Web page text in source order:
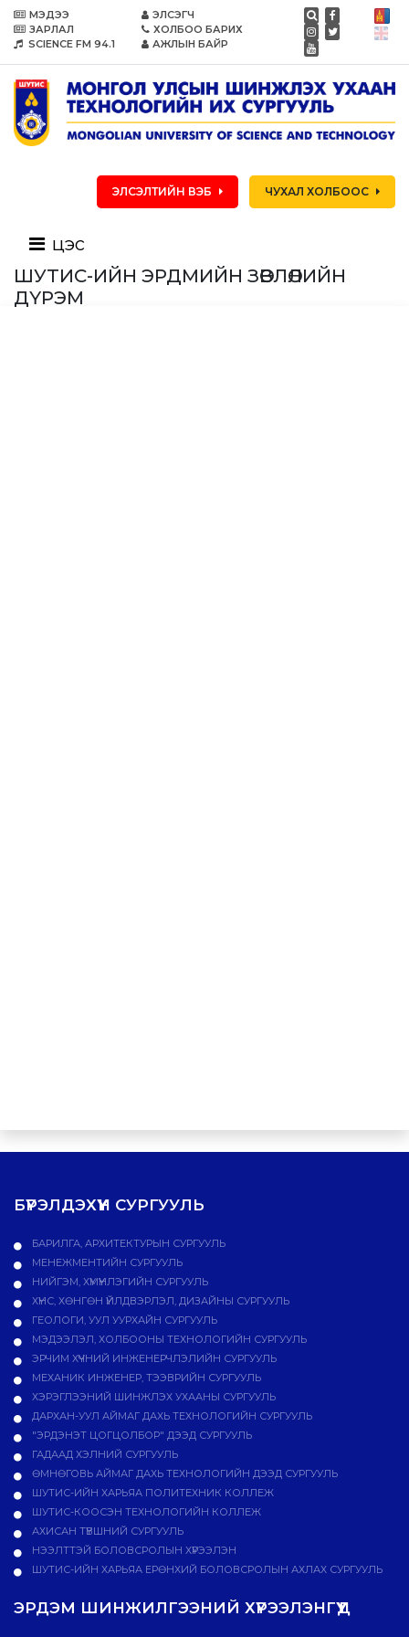
МЭДЭЭ
ЗАРЛАЛ
SCIENCE FM 94.1
ЭЛСЭГЧ
ХОЛБОО БАРИХ
АЖЛЫН БАЙР
ЭЛСЭЛТИЙН ВЭБ ЧУХАЛ ХОЛБООС
цэс
ШУТИС-ИЙН ЭРДМИЙН ЗӨВЛӨЛИЙН
ДҮРЭМ
БҮРЭЛДЭХҮҮН СУРГУУЛЬ
БАРИЛГА, АРХИТЕКТУРЫН СУРГУУЛЬ
МЕНЕЖМЕНТИЙН СУРГУУЛЬ
НИЙГЭМ, ХҮМҮҮНЛЭГИЙН СУРГУУЛЬ
ХҮНС, ХӨНГӨН ҮЙЛДВЭРЛЭЛ, ДИЗАЙНЫ СУРГУУЛЬ
ГЕОЛОГИ, УУЛ УУРХАЙН СУРГУУЛЬ
МЭДЭЭЛЭЛ, ХОЛБООНЫ ТЕХНОЛОГИЙН СУРГУУЛЬ
ЭРЧИМ ХҮЧНИЙ ИНЖЕНЕРЧЛЭЛИЙН СУРГУУЛЬ
МЕХАНИК ИНЖЕНЕР, ТЭЭВРИЙН СУРГУУЛЬ
ХЭРЭГЛЭЭНИЙ ШИНЖЛЭХ УХААНЫ СУРГУУЛЬ
ДАРХАН-УУЛ АЙМАГ ДАХЬ ТЕХНОЛОГИЙН СУРГУУЛЬ
"ЭРДЭНЭТ ЦОГЦОЛБОР" ДЭЭД СУРГУУЛЬ
ГАДААД ХЭЛНИЙ СУРГУУЛЬ
ӨМНӨГОВЬ АЙМАГ ДАХЬ ТЕХНОЛОГИЙН ДЭЭД СУРГУУЛЬ
ШУТИС-ИЙН ХАРЬЯА ПОЛИТЕХНИК КОЛЛЕЖ
ШУТИС-КООСЭН ТЕХНОЛОГИЙН КОЛЛЕЖ
АХИСАН ТҮВШНИЙ СУРГУУЛЬ
НЭЭЛТТЭЙ БОЛОВСРОЛЫН ХҮРЭЭЛЭН
ШУТИС-ИЙН ХАРЬЯА ЕРӨНХИЙ БОЛОВСРОЛЫН АХЛАХ СУРГУУЛЬ
ЭРДЭМ ШИНЖИЛГЭЭНИЙ ХҮРЭЭЛЭНГҮҮД